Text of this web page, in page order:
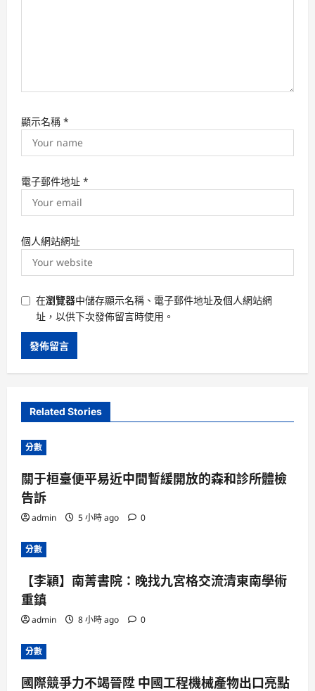
顯示名稱 *
電子郵件地址 *
個人網站網址
在瀏覽器中儲存顯示名稱、電子郵件地址及個人網站網
址，以供下次發佈留言時使用。
Related Stories
分數
關于桓臺便平易近中間暫緩開放的森和診所體檢
告訴
admin 5 小時 ago 0
分數
【李穎】南菁書院：晚找九宮格交流清東南學術
重鎮
admin 8 小時 ago 0
分數
國際競爭力不竭晉陞 中國工程機械產物出口亮點